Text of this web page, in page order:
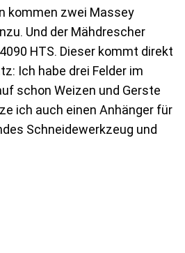
kommen zwei Massey
Und der Mähdrescher
HTS. Dieser kommt direkt
Ich habe drei Felder im
schon Weizen und Gerste
ich auch einen Anhänger für
Schneidewerkzeug und